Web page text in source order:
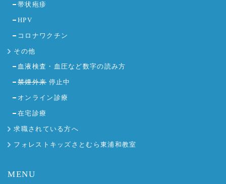
帯状疱疹
HPV
コロナワクチン
その他
血液検査・血圧など数字の読み方
禁煙外来停止中
オンライン診療
在宅診療
求職されている方へ
フォレストキッズさとむら東浦和教室
MENU